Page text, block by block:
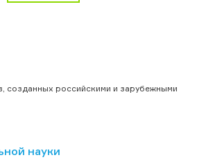
созданных российскими и зарубежными
науки